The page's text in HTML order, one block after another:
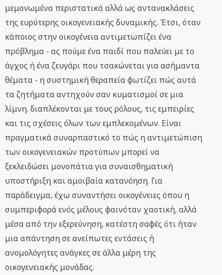
μεμονωμένα περιστατικά αλλά ως αντανακλάσεις
της ευρύτερης οικογενειακής δυναμικής. Έτσι, όταν
κάποιος στην οικογένεια αντιμετωπίζει ένα
πρόβλημα - ας πούμε ένα παιδί που παλεύει με το
άγχος ή ένα ζευγάρι που τσακώνεται για ασήμαντα
θέματα - η συστημική θεραπεία φωτίζει πώς αυτά
τα ζητήματα αντηχούν σαν κυματισμοί σε μια
λίμνη. διαπλέκονται με τους ρόλους, τις εμπειρίες
και τις σχέσεις όλων των εμπλεκομένων. Είναι
πραγματικά συναρπαστικό το πώς η αντιμετώπιση
των οικογενειακών προτύπων μπορεί να
ξεκλειδώσει μονοπάτια για συναισθηματική
υποστήριξη και αμοιβαία κατανόηση. Για
παράδειγμα, έχω συναντήσει οικογένειες όπου η
συμπεριφορά ενός μέλους φαινόταν χαοτική, αλλά
μέσα από την εξερεύνηση, κατέστη σαφές ότι ήταν
μια απάντηση σε ανείπωτες εντάσεις ή
ανομολόγητες ανάγκες σε άλλα μέρη της
οικογενειακής μονάδας.